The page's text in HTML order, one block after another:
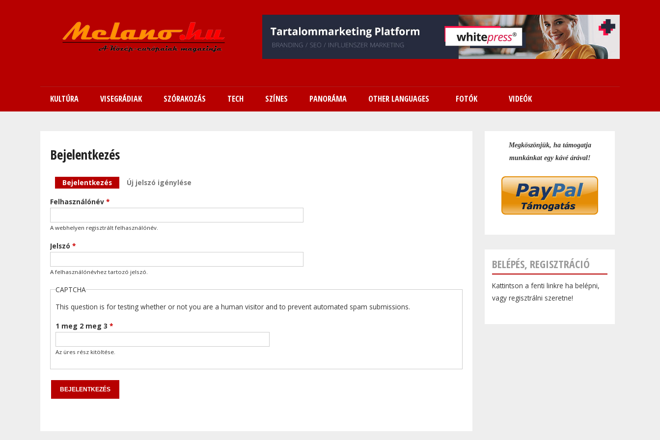
tartalomra
KULTÚRA VISEGRÁDIAK SZÓRAKOZÁS TECH SZÍNES PANORÁMA OTHER LANGUAGES FOTÓK VIDEÓK
Bejelentkezés
Elsődleges fülek
Bejelentkezés (aktív fül)
Új jelszó igénylése
Felhasználónév *
A webhelyen regisztrált felhasználónév.
Jelszó *
A felhasználónévhez tartozó jelszó.
CAPTCHA
This question is for testing whether or not you are a human visitor and to prevent automated spam submissions.
1 meg 2 meg 3 *
Az üres rész kitöltése.
Megköszönjük, ha támogatja
munkánkat egy kávé árával!
BELÉPÉS, REGISZTRÁCIÓ
Kattintson a fenti linkre ha belépni,
vagy regisztrálni szeretne!